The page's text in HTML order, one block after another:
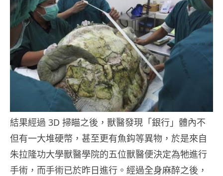
結果經過 3D 掃瞄之後，獸醫發現「銀行」體內不
但有一大堆硬幣，甚至更有魚鈎等異物，於是來自
朱拉隆功大學獸醫學院的五位獸醫便決定為牠進行
手術，而手術已於昨日進行。經過全身麻醉之後，